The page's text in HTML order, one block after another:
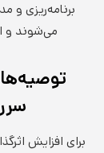
برنامه‌ریزی و
می‌شوند و
برای افزایش